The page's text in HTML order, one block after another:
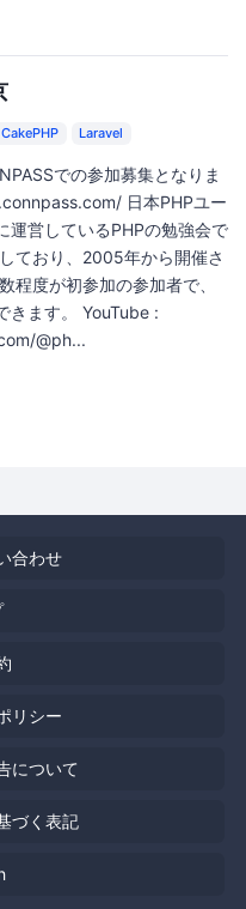
CakePHP Laravel
での参加募集となりま
日本PHPユー
運営しているPHPの勉強会で
ており、2005年から開催さ
程度が初参加の参加者で、
きます。 YouTube :
@ph...
合わせ
リシー
について
づく表記